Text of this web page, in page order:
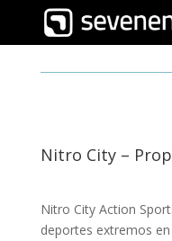
Nitro City –
Nitro City Action
deportes extremos